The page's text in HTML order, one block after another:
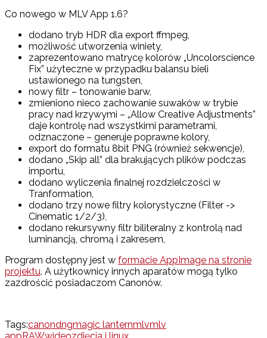
Co nowego w MLV App 1.6?
dodano tryb HDR dla export ffmpeg,
możliwość utworzenia winiety,
zaprezentowano matrycę kolorów „Uncolorscience
Fix” użyteczne w przypadku balansu bieli
ustawionego na tungsten,
nowy filtr – tonowanie barw,
zmieniono nieco zachowanie suwaków w trybie
pracy nad krzywymi – „Allow Creative Adjustments”
daje kontrolę nad wszystkimi parametrami,
odznaczone – generuje poprawne kolory,
export do formatu 8bit PNG (również sekwencje),
dodano „Skip all” dla brakujących plików podczas
importu,
dodano wyliczenia finalnej rozdzielczości w
Tranformation,
dodano trzy nowe filtry kolorystyczne (Filter ->
Cinematic 1/2/3),
dodano rekursywny filtr biliteralny z kontrolą nad
luminancją, chromą i zakresem,
Program dostępny jest w formacie AppImage na stronie
projektu. A użytkownicy innych aparatów mogą tylko
zazdrościć posiadaczom Canonów.
Tags:canondngmagic lanternmlvmlv